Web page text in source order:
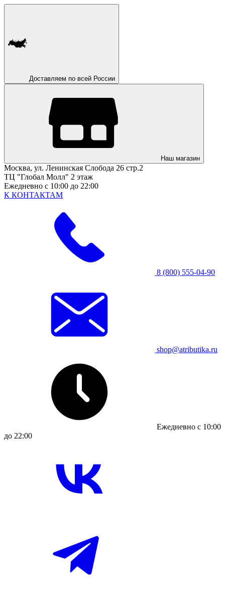
Доставляем по всей России
Наш магазин
Москва, ул. Ленинская Слобода 26 стр.2
ТЦ "Глобал Молл" 2 этаж
Ежедневно с 10:00 до 22:00
К КОНТАКТАМ
8 (800) 555-04-90
shop@atributika.ru
Ежедневно с 10:00
до 22:00